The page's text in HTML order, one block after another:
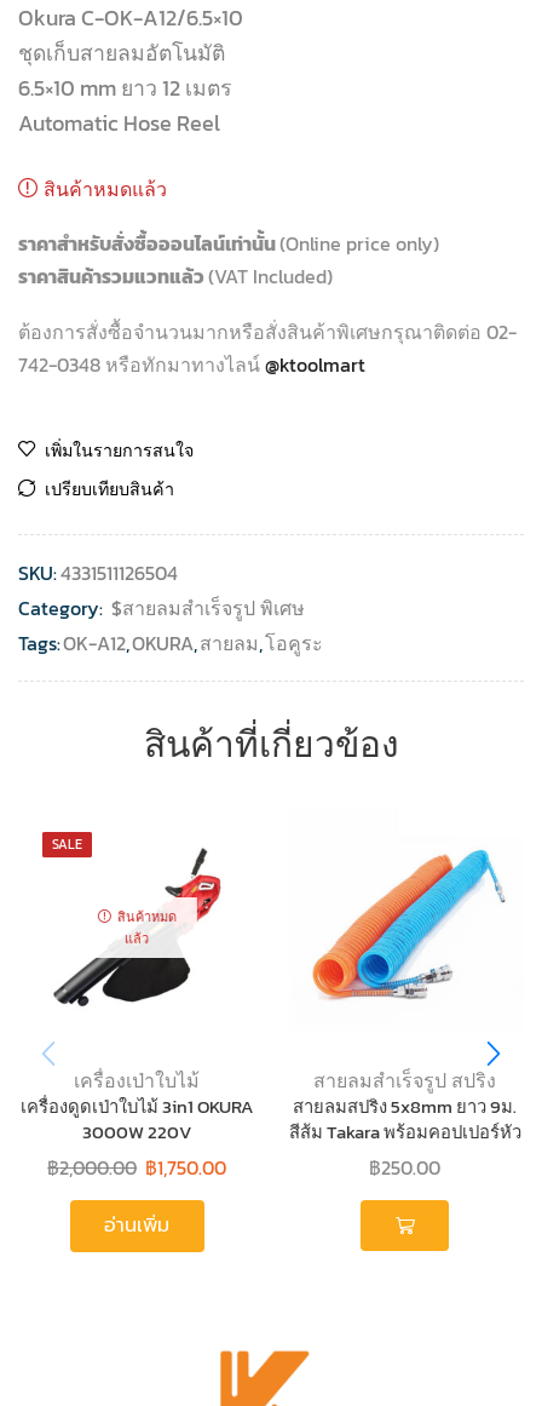
Okura C-OK-A12/6.5×10
ชุดเก็บสายลมอัตโนมัติ
6.5×10 mm ยาว 12 เมตร
Automatic Hose Reel
สินค้าหมดแล้ว
ราคาสำหรับสั่งซื้อออนไลน์เท่านั้น(Online price only)
ราคาสินค้ารวมแวทแล้ว(VAT Included)
ต้องการสั่งซื้อจำนวนมากหรือสั่งสินค้าพิเศษกรุณาติดต่อ 02-
742-0348 หรือทักมาทางไลน์@ktoolmart
เพิ่มในรายการสนใจ
เปรียบเทียบสินค้า
SKU:4331511126504
Category: $สายลมสำเร็จรูป พิเศษ
Tags:OK-A12,OKURA,สายลม,โอคูระ
สินค้าที่เกี่ยวข้อง
SALE
สินค้าหมด
แล้ว
เครื่องเป่าใบไม้
เครื่องดูดเป่าใบไม้ 3in1 OKURA
3000W 220V
฿2,000.00 ฿1,750.00
อ่านเพิ่ม
สายลมสำเร็จรูป สปริง
สายลมสปริง 5x8mm ยาว 9ม.
สีส้ม Takara พร้อมคอปเปอร์หัว
ท้าย
฿250.00